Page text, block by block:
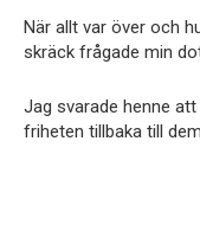
När allt var över och
skräck frågade min
Jag svarade henne
friheten tillbaka till